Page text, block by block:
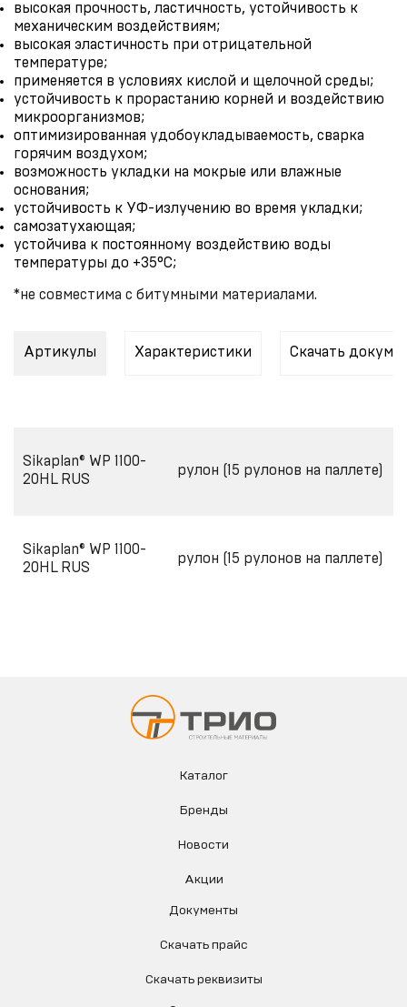
высокая прочность, ластичность, устойчивость к
механическим воздействиям;
высокая эластичность при отрицательной
температуре;
применяется в условиях кислой и щелочной среды;
устойчивость к прорастанию корней и воздействию
микроорганизмов;
оптимизированная удобоукладываемость, сварка
горячим воздухом;
возможность укладки на мокрые или влажные
основания;
устойчивость к УФ-излучению во время укладки;
самозатухающая;
устойчива к постоянному воздействию воды
температуры до +35°C;
*не совместима с битумными материалами.
Артикулы Характеристики Скачать
Sikaplan® WP 1100-
20HL RUS
рулон (15 рулонов на паллете)
Sikaplan® WP 1100-
20HL RUS
рулон (15 рулонов на паллете)
Каталог
Бренды
Новости
Акции
Документы
Скачать прайс
Скачать реквизиты